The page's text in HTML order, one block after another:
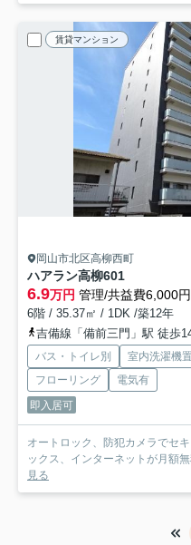
賃貸マンション
岡山市北区高柳西町
ハアラン高柳601
6.9万円 管理/共益費6,000円
6階 / 35.37㎡ / 1DK /築12年
吉備線「備前三門」駅 徒歩
バス・トイレ別 室内洗濯機
フローリング
電気有
即入居可
オートロック、防犯カメラでセ
ックス、インターネットが月額
見る